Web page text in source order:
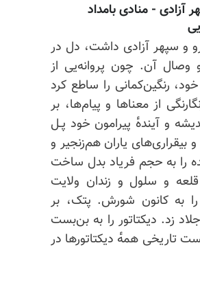
آزادی - منادی بامداد
و سپهر آزادی داشت، دل در
آن. چون پروانه‌یی از
رنگین‌کمانی را ساطع کرد
از معناها و پیام‌ها، بر
و آینده‌ٔ پیرامون خود پـل
بیقراری‌های یاران هم‌زنجیر و
را به حجم فریاد بدل ساخت
و سلول و زندان ولایت
را به کانون شورش. پتک، بر
زد. دیکتاتور را به بن‌بست
تاریخی همه‌ٔ دیکتاتورها در